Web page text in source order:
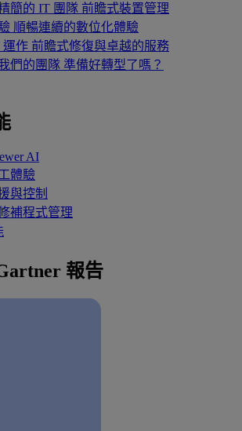
簡的 IT 團隊 前瞻式裝置管理
順暢連續的數位化體驗
運作 前瞻式修復與卓越的服務
們的團隊 準備好轉型了嗎？
AI
體驗
與控制
補程式管理
報告